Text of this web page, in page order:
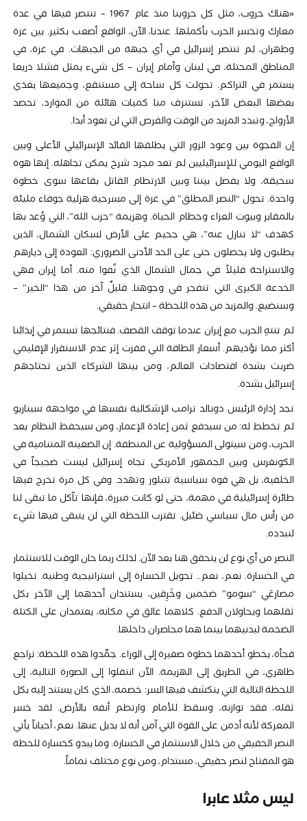
«هناك حروب، مثل كل حروبنا منذ عام 1967 – تنتصر فيها في عدة
معارك وتخسر الحرب بأكملها. عندنا، الآن، الواقع أصعب بكثير. بين غزة
وطهران، لم تنتصر إسرائيل في أي جبهة من الجبهات. في غزة، في
المناطق المحتلة، في لبنان وأمام إيران – كل شيء يمثل فشلا ذريعا
يستمر في التراكم. تحولت كل ساحة إلى مستنقع، وجميعها يغذي
بعضها البعض الآخر، تستنزف منا كميات هائلة من الموارد، تحصد
الأرواح، وتبدد المزيد من الوقت والفرص التي لن تعود أبدا.
إن الفجوة بين وعود الزور التي يطلقها القائد الإسرائيلي الأعلى وبين
الواقع اليومي للإسرائيليين لم تعد مجرد شرخ يمكن تجاهله. إنها هوة
سحيقة، ولا يفصل بيننا وبين الارتطام القاتل بقاعها سوى خطوة
واحدة. تحول “النصر المطلق” في غزة إلى مسرحية هزلية جوفاء مليئة
بالمقابر وبيوت العزاء وحطام الحياة. وهزيمة “حزب الله”، التي وُعد بها
كهدف “لا تنازل عنه”، هي جحيم على الأرض لسكان الشمال، الذين
يطلبون ولا يحصلون حتى على الحد الأدنى الضروري: العودة إلى ديارهم
والاستراحة قليلاً في جمال الشمال الذي نُفوا منه. أما إيران فهي
الخدعة الكبرى التي تنفجر في وجوهنا. قليلٌ آخر من هذا “الخير” –
وسنضيع. والمزيد من هذه اللحظة – انتحار حقيقي.
لم تنتهِ الحرب مع إيران عندما توقف القصف. فنتائجها تستمر في إيذائنا
أكثر مما تؤذيهم. أسعار الطاقة التي قفزت إثر عدم الاستقرار الإقليمي
ضربت بشدة اقتصادات العالم، ومن بينها الشركاء الذين تحتاجهم
إسرائيل بشدة.
تجد إدارة الرئيس دونالد ترامب الإشكالية نفسها في مواجهة سيناريو
لم تخطط له: من سيدفع ثمن إعادة الإعمار، ومن سيحفظ النظام بعد
الحرب، ومن سيتولى المسؤولية عن المنطقة. إن الضغينة المتنامية في
الكونغرس وبين الجمهور الأمريكي تجاه إسرائيل ليست ضجيجاً في
الخلفية، بل هي قوة سياسية تتبلور وتهدد. وفي كل مرة تخرج فيها
طائرة إسرائيلية في مهمة، حتى لو كانت مبررة، فإنها تآكل ما تبقى لنا
من رأس مال سياسي ضئيل. تقترب اللحظة التي لن يتبقى فيها شيء
لنبدده.
النصر من أي نوع لن يتحقق هنا بعد الآن. لذلك ربما حان الوقت للاستثمار
في الخسارة. نعم، نعم.. تحويل الخسارة إلى استراتيجية وطنية. تخيلوا
مصارعَي “سومو” ضخمين وخَرِقين، يستندان أحدهما إلى الآخر بكل
ثقلهما ويحاولان الدفع. كلاهما عالق في مكانه، يعتمدان على الكتلة
الضخمة لبدنيهما بينما هما محاصران داخلها.
فجأة، يخطو أحدهما خطوة صغيرة إلى الوراء. جمِّدوا هذه اللحظة: تراجع
ظاهري، في الطريق إلى الهزيمة. الآن انتقلوا إلى الصورة التالية، إلى
اللحظة التالية التي ينكشف فيها السر: خصمه، الذي كان يستند إليه بكل
ثقله، فقد توازنه، وسقط للأمام وارتطم أنفه بالأرض. لقد خسر
المعركة لأنه أدمن على القوة التي آمن أنه لا بديل عنها. نعم، أحياناً يأتي
النصر الحقيقي من خلال الاستثمار في الخسارة. وما يبدو كخسارة للحظة
هو المفتاح لنصر حقيقي، مستدام، ومن نوع مختلف تماماً.
ليس مثلا عابرا